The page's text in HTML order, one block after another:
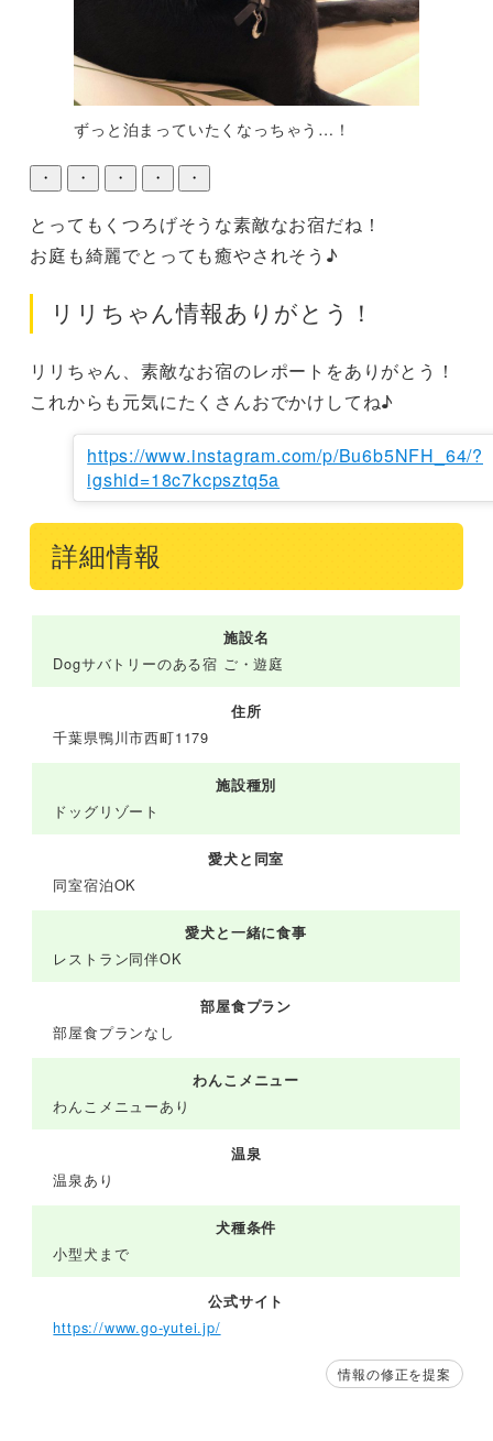
ずっと泊まっていたくなっちゃう…！
・ ・ ・ ・ ・
とってもくつろげそうな素敵なお宿だね！
お庭も綺麗でとっても癒やされそう♪
リリちゃん情報ありがとう！
リリちゃん、素敵なお宿のレポートをありがとう！
これからも元気にたくさんおでかけしてね♪
https://www.instagram.com/p/Bu6b5NFH_64/?
igshid=18c7kcpsztq5a
詳細情報
施設名
Dogサバトリーのある宿 ご・遊庭
住所
千葉県鴨川市西町1179
施設種別
ドッグリゾート
愛犬と同室
同室宿泊OK
愛犬と一緒に食事
レストラン同伴OK
部屋食プラン
部屋食プランなし
わんこメニュー
わんこメニューあり
温泉
温泉あり
犬種条件
小型犬まで
公式サイト
https://www.go-yutei.jp/
情報の修正を提案